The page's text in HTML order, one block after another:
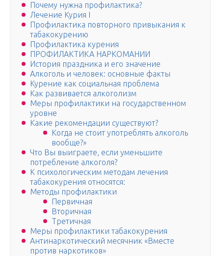
Почему нужна профилактика?
Лечение Курия I
Профилактика повторного привыкания к
табакокурению
Профилактика курения
ПРОФИЛАКТИКА НАРКОМАНИИ
История праздника и его значение
Алкоголь и человек: основные факты
Курение как социальная проблема
Как развивается алкоголизм
Меры профилактики на государственном
уровне
Какие рекомендации существуют?
Когда не стоит употреблять алкоголь
вообще?»
Что Вы выиграете, если уменьшите
потребление алкоголя?
К психологическим методам лечения
табакокурения относятся:
Методы профилактики
Первичная
Вторичная
Третичная
Меры профилактики табакокурения
Антинаркотический месячник «Вместе
против наркотиков»